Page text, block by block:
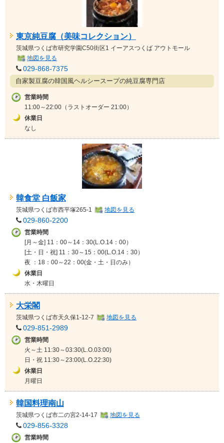
東京純豆腐（美味コレクション）
茨城県つくば市研究学園C50街区1 イーアスつくば アウトモール
地図を見る
029-868-7375
自家製豆腐の韓国風ヘルシースープの純豆腐専門店
営業時間
11:00～22:00（ラストオーダー 21:00）
休業日
なし
韓食堂 白飯家
茨城県つくば市西平塚265-1 地図を見る
029-860-2200
営業時間
[月～金] 11：00～14：30(L.O.14：00）
[土・日・祝] 11：30～15：00(L.O.14：30）
夜 ：18：00～22：00(金・土・日のみ）
休業日
水・木曜日
大栄閣
茨城県つくば市天久保1-12-7 地図を見る
029-851-2989
営業時間
火～土 11:30～03:30(L.O.03:00)
日・祝 11:30～23:00(L.O.22:30)
休業日
月曜日
韓国料理南山
茨城県つくば市二の宮2-14-17 地図を見る
029-856-3328
営業時間